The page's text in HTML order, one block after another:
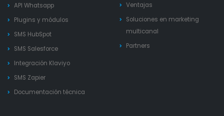
API Whatsapp
Plugins y módulos
SMS HubSpot
SMS Salesforce
Integración Klaviyo
SMS Zapier
Documentación técnica
Ventajas
Soluciones en marketing
multicanal
Partners